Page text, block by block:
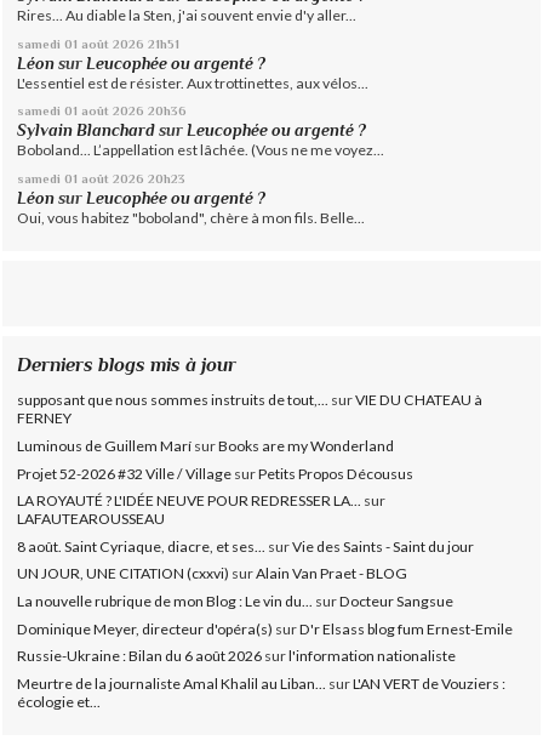
Rires... Au diable la Sten, j'ai souvent envie d'y aller...
samedi 01 août 2026 21h51
Léon sur Leucophée ou argenté ?
L'essentiel est de résister. Aux trottinettes, aux vélos...
samedi 01 août 2026 20h36
Sylvain Blanchard surLeucophée ou argenté ?
Boboland... L’appellation est lâchée. (Vous ne me voyez...
samedi 01 août 2026 20h23
Léon sur Leucophée ou argenté ?
Oui, vous habitez "boboland", chère à mon fils. Belle...
Derniers blogs mis à jour
supposant que nous sommes instruits de tout,... surVIE DU CHATEAU à
FERNEY
Luminous de Guillem Marí surBooks are my Wonderland
Projet 52-2026 #32 Ville / Village surPetits Propos Décousus
LA ROYAUTÉ ? L'IDÉE NEUVE POUR REDRESSER LA... sur
LAFAUTEAROUSSEAU
8 août. Saint Cyriaque, diacre, et ses...
surVie des Saints - Saint du jour
UN JOUR, UNE CITATION (cxxvi) surAlain Van Praet - BLOG
La nouvelle rubrique de mon Blog : Le vin du...
surDocteur Sangsue
Dominique Meyer, directeur d'opéra(s) surD'r Elsass blog fum Ernest-Emile
Russie-Ukraine : Bilan du 6 août 2026 surl'information nationaliste
Meurtre de la journaliste Amal Khalil au Liban...
surL'AN VERT de Vouziers :
écologie et...